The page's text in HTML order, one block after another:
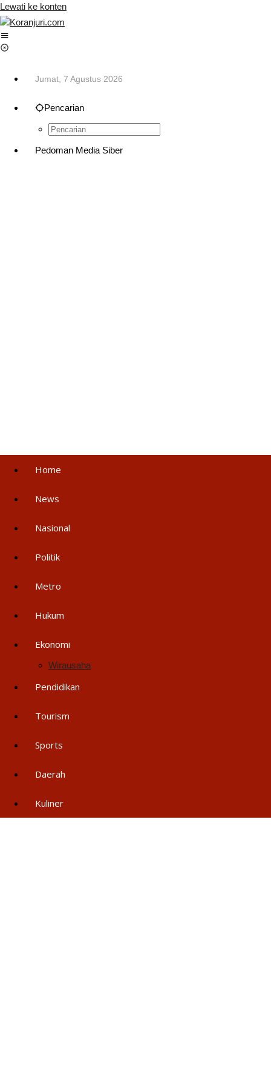
Lewati ke konten
Jumat, 7 Agustus 2026
Pencarian
Pedoman Media Siber
Home
News
Nasional
Politik
Metro
Hukum
Ekonomi
Wirausaha
Pendidikan
Tourism
Sports
Daerah
Kuliner